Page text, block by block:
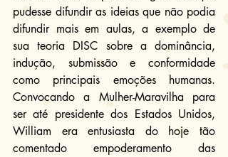
pudesse difundir as ideias que não podia
difundir mais em aulas, a exemplo de
sua teoria DISC sobre a dominância,
indução, submissão e conformidade
como principais emoções humanas.
Convocando a Mulher-Maravilha para
ser até presidente dos Estados Unidos,
William era entusiasta do hoje tão
comentado empoderamento das